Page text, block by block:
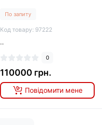
По запиту
Код товару: 97222
..
0
110000 грн.
Повідомити мене